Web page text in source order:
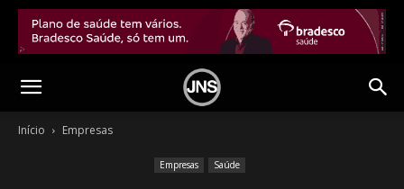
Início Empresas
Empresas Saúde